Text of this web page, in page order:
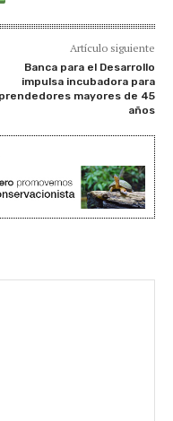
Artículo siguiente
Banca para el Desarrollo
impulsa incubadora para
mayores de 45
años